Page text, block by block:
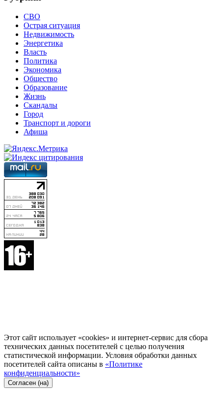
СВО
Острая ситуация
Недвижимость
Энергетика
Власть
Политика
Экономика
Общество
Образование
Жизнь
Скандалы
Город
Транспорт и дороги
Афиша
Этот сайт использует «cookies» и интернет-сервис для сбора
технических данных посетителей с целью получения
статистической информации. Условия обработки данных
посетителей сайта описаны в «Политике
конфиденциальности»
Согласен (на)